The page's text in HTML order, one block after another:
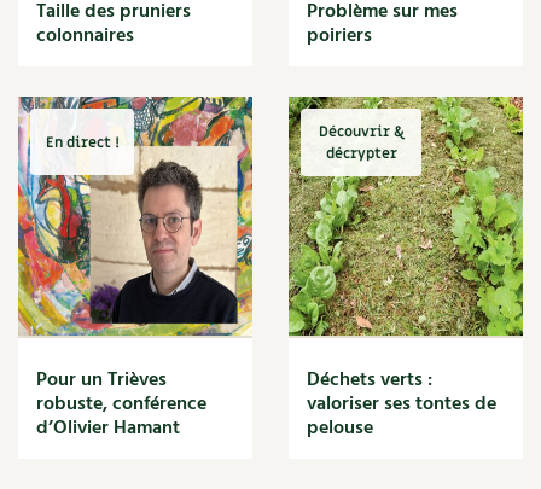
Cuisine saine
Décoration
DIY
Eau
Énergie
Enfants
Expérimentation
Fleur
Jardin bio
Légumes
Légumineuse
Maïs doux
Maison saine
Taille des pruniers
colonnaires
Problème sur mes
poiriers
En direct !
Pour un Trièves
robuste, conférence
d’Olivier Hamant
Découvrir &
décrypter
Déchets verts :
valoriser ses tontes de
pelouse